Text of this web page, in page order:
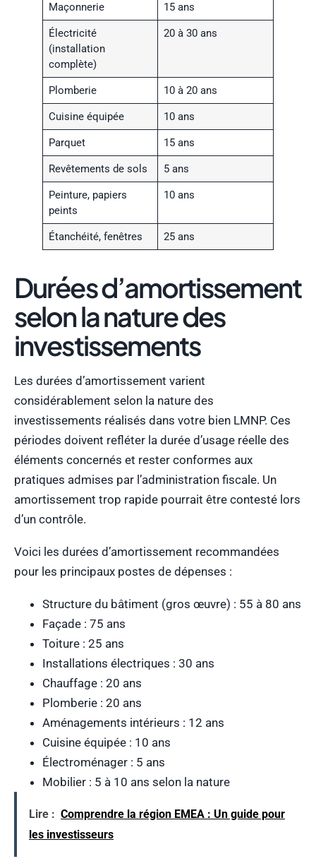
Maçonnerie 15 ans
Électricité
(installation
complète)
20 à 30 ans
Plomberie 10 à 20 ans
Cuisine équipée 10 ans
Parquet 15 ans
Revêtements de sols 5 ans
Peinture, papiers
peints
10 ans
Étanchéité, fenêtres 25 ans
Durées d’amortissement
selon la nature des
investissements
Les durées d’amortissement varient
considérablement selon la nature des
investissements réalisés dans votre bien LMNP. Ces
périodes doivent refléter la durée d’usage réelle des
éléments concernés et rester conformes aux
pratiques admises par l’administration fiscale. Un
amortissement trop rapide pourrait être contesté lors
d’un contrôle.
Voici les durées d’amortissement recommandées
pour les principaux postes de dépenses :
Structure du bâtiment (gros œuvre) : 55 à 80 ans
Façade : 75 ans
Toiture : 25 ans
Installations électriques : 30 ans
Chauffage : 20 ans
Plomberie : 20 ans
Aménagements intérieurs : 12 ans
Cuisine équipée : 10 ans
Électroménager : 5 ans
Mobilier : 5 à 10 ans selon la nature
Lire : Comprendre la région EMEA : Un guide pour
les investisseurs